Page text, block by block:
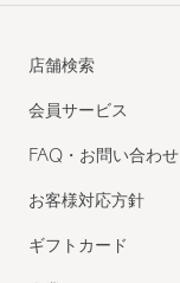
店舗検索
会員サービス
FAQ・お問い合わせ
お客様対応方針
ギフトカード